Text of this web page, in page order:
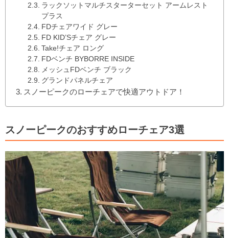
ラックソットマルチスターターセット アームレスト
プラス
FDチェアワイド グレー
FD KID’Sチェア グレー
Take!チェア ロング
FDベンチ BYBORRE INSIDE
メッシュFDベンチ ブラック
グランドパネルチェア
スノーピークのローチェアで快適アウトドア！
スノーピークのおすすめローチェア3選